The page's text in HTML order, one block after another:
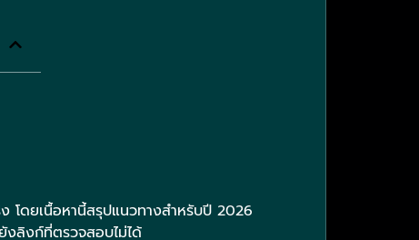
โดยเนื้อหานี้สรุปแนวทางสำหรับปี 2026
งลิงก์ที่ตรวจสอบไม่ได้